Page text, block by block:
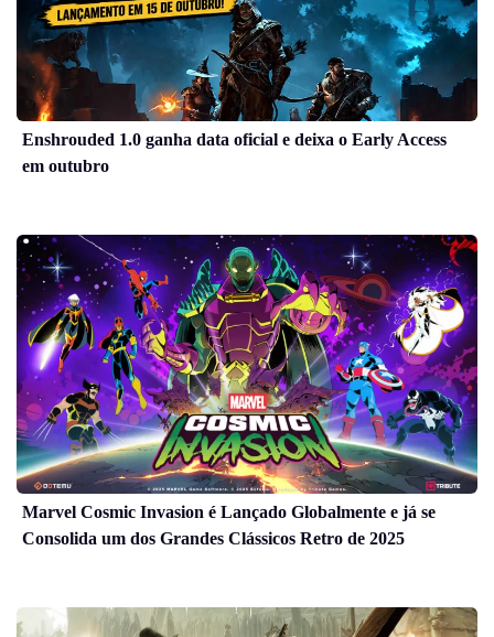
Enshrouded 1.0 ganha data oficial e deixa o Early Access
em outubro
Marvel Cosmic Invasion é Lançado Globalmente e já se
Consolida um dos Grandes Clássicos Retro de 2025